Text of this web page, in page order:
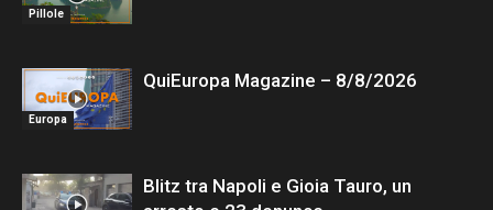
Pillole
Europa
QuiEuropa Magazine – 8/8/2026
Blitz tra Napoli e Gioia Tauro, un